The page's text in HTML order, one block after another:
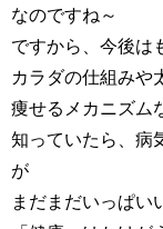
なのですね～
ですから、今後は
カラダの仕組みや
痩せるメカニズム
知っていたら、病
が
まだまだいっぱい